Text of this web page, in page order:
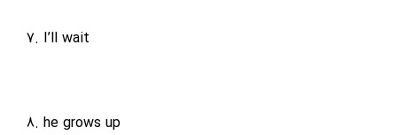
7. I’ll wait
8. he grows up